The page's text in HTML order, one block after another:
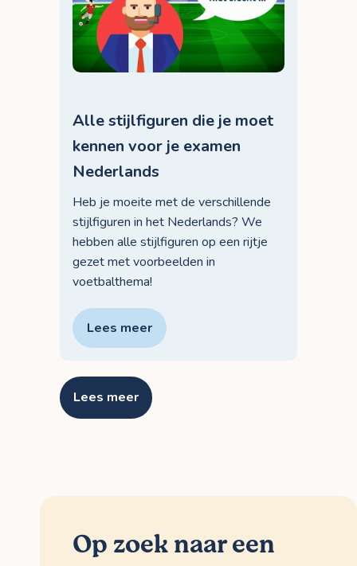
Alle stijlfiguren die je moet
kennen voor je examen
Nederlands
Heb je moeite met de verschillende
stijlfiguren in het Nederlands? We
hebben alle stijlfiguren op een rijtje
gezet met voorbeelden in
voetbalthema!
Lees meer
Lees meer
Op zoek naar een